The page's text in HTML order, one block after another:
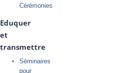
Cérémonies
Eduquer
et
transmettre
Séminaires
pour